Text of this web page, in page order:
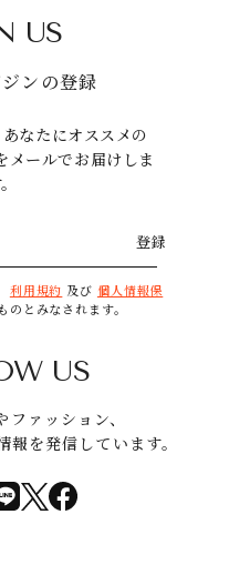
US
ンの登録
なたにオススメの
メールでお届けしま
登録
利用規約 及び 個人情報保
のとみなされます。
US
ァッション、
を発信しています。